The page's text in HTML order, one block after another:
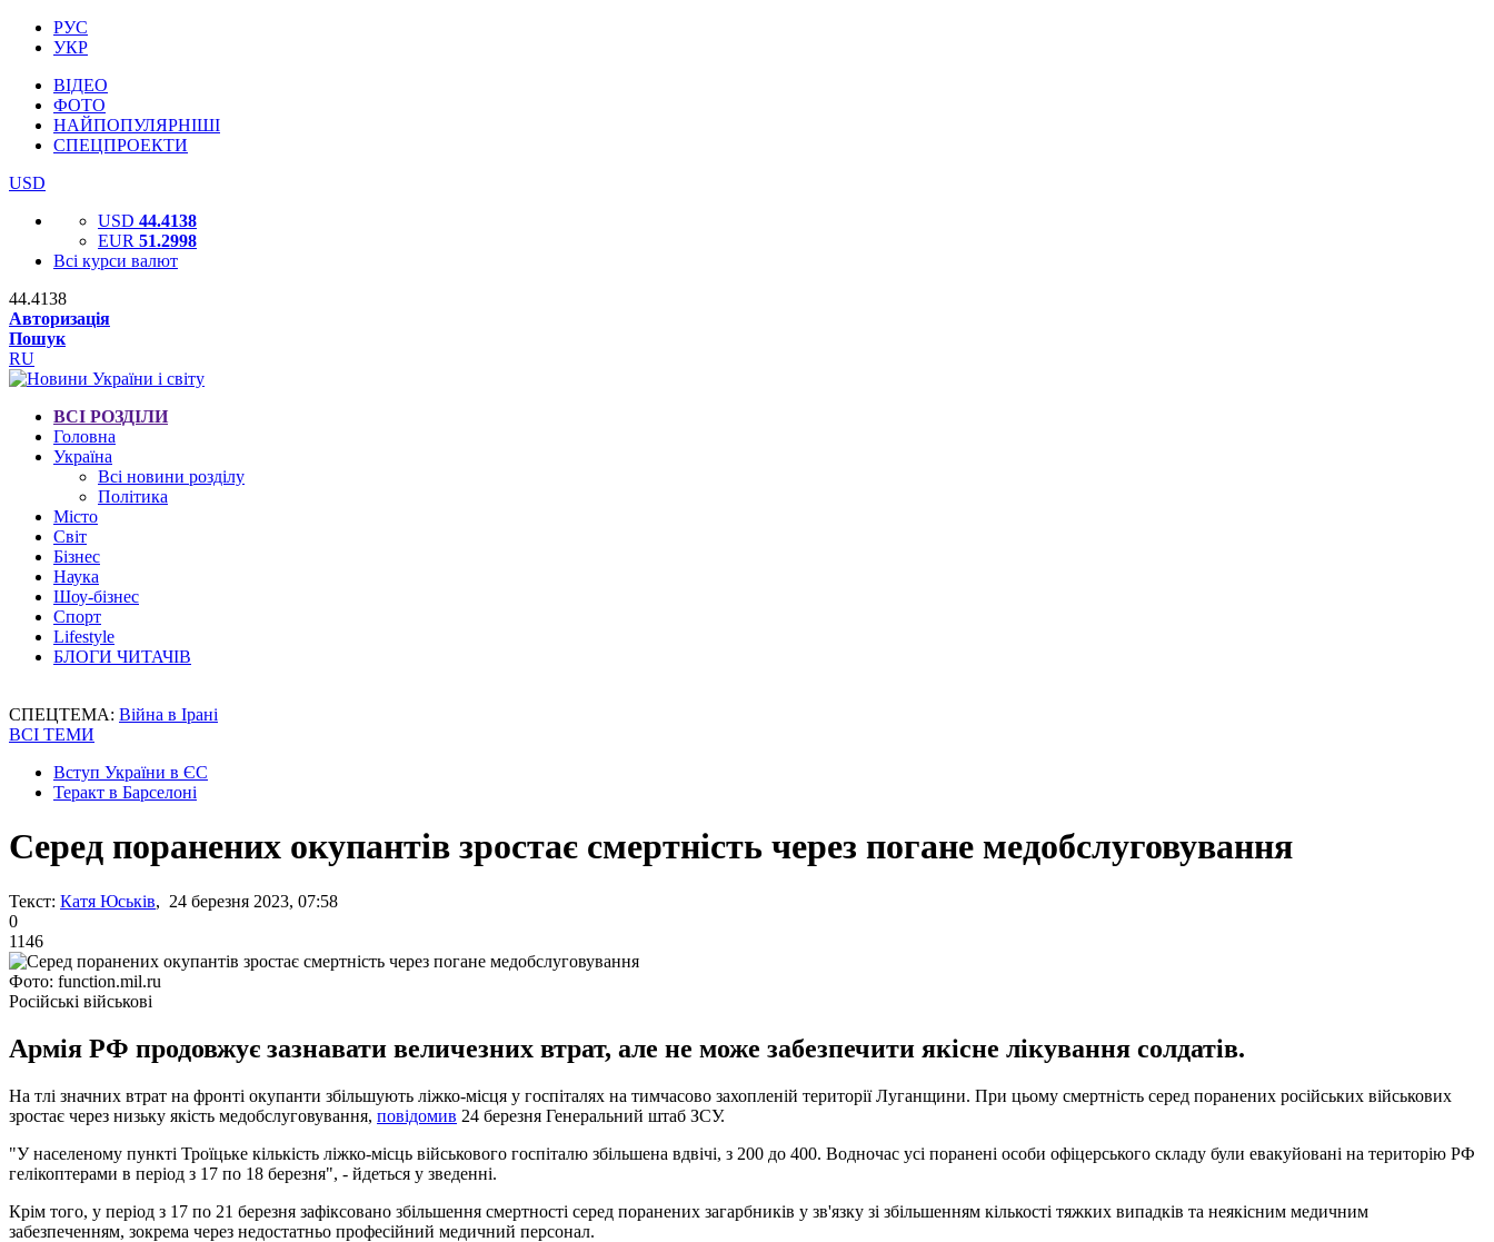
РУС
УКР
ВІДЕО
ФОТО
НАЙПОПУЛЯРНІШІ
СПЕЦПРОЕКТИ
USD
USD 44.4138
EUR 51.2998
Всі курси валют
44.4138
Авторизація
Пошук
RU
ВСІ РОЗДІЛИ
Головна
Україна
Всі новини розділу
Політика
Місто
Світ
Бізнес
Наука
Шоу-бізнес
Спорт
Lifestyle
БЛОГИ ЧИТАЧІВ
СПЕЦТЕМА: Війна в Ірані
ВСІ ТЕМИ
Вступ України в ЄС
Теракт в Барселоні
Серед поранених окупантів зростає смертність через погане медобслуговування
Текст: Катя Юськів, 24 березня 2023, 07:58
0
1146
Фото: function.mil.ru
Російські військові
Армія РФ продовжує зазнавати величезних втрат, але не може забезпечити якісне лікування солдатів.
На тлі значних втрат на фронті окупанти збільшують ліжко-місця у госпіталях на тимчасово захопленій території Луганщини. При цьому смертність серед поранених російських військових
зростає через низьку якість медобслуговування, повідомив 24 березня Генеральний штаб ЗСУ.
"У населеному пункті Троїцьке кількість ліжко-місць військового госпіталю збільшена вдвічі, з 200 до 400. Водночас усі поранені особи офіцерського складу були евакуйовані на територію РФ
гелікоптерами в період з 17 по 18 березня", - йдеться у зведенні.
Крім того, у період з 17 по 21 березня зафіксовано збільшення смертності серед поранених загарбників у зв'язку зі збільшенням кількості тяжких випадків та неякісним медичним
забезпеченням, зокрема через недостатньо професійний медичний персонал.